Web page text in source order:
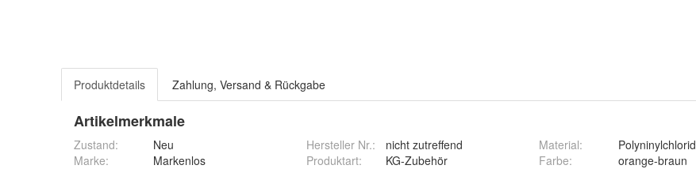
Produktdetails Zahlung, Versand & Rückgabe
Artikelmerkmale
Zustand:
Neu
Marke:
Markenlos
Hersteller Nr.:
nicht zutreffend
Produktart: KG-Zubehör
Material:
Polyninylchlorid
Farbe: orange-braun